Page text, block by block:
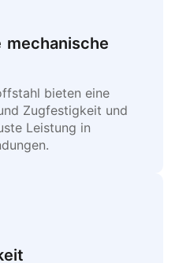
mechanische
bieten eine
Zugfestigkeit und
Leistung in